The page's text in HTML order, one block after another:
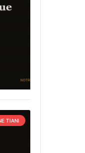
TIANI